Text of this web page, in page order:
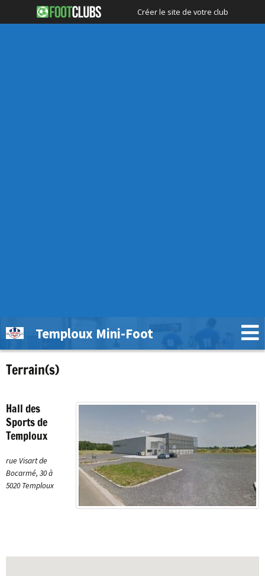
Créer le site de votre club
Temploux Mini-Foot
Terrain(s)
Hall des
Sports de
Temploux
rue Visart de
Bocarmé, 30 à
5020 Temploux